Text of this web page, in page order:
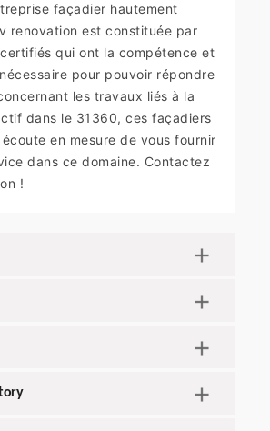
façadier hautement
renovation est constituée par
qui ont la compétence et
pour pouvoir répondre
les travaux liés à la
dans le 31360, ces façadiers
en mesure de vous fournir
dans ce domaine. Contactez
!